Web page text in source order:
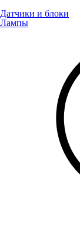
Датчики и блоки
Лампы